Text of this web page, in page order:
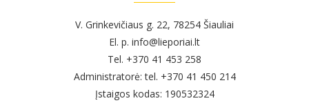
V. Grinkevičiaus g. 22, 78254 Šiauliai
El. p. info@lieporiai.lt
Tel. +370 41 453 258
Administratorė: tel. +370 41 450 214
Įstaigos kodas: 190532324